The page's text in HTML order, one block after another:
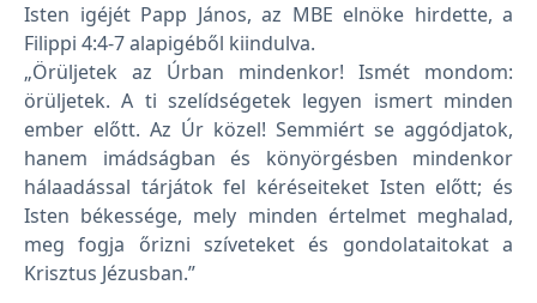
Isten igéjét Papp János, az MBE elnöke hirdette, a
Filippi 4:4-7 alapigéből kiindulva.
„Örüljetek az Úrban mindenkor! Ismét mondom:
örüljetek. A ti szelídségetek legyen ismert minden
ember előtt. Az Úr közel! Semmiért se aggódjatok,
hanem imádságban és könyörgésben mindenkor
hálaadással tárjátok fel kéréseiteket Isten előtt; és
Isten békessége, mely minden értelmet meghalad,
meg fogja őrizni szíveteket és gondolataitokat a
Krisztus Jézusban.”